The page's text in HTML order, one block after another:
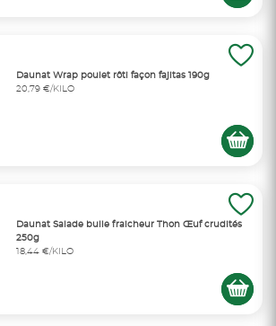
Daunat Wrap poulet rôti façon fajitas 190g
20,79 €/KILO
Daunat Salade bulle fraicheur Thon Œuf crudités
250g
18,44 €/KILO